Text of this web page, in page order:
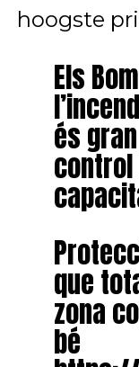
hoogste
Els
és
que
zona
bé